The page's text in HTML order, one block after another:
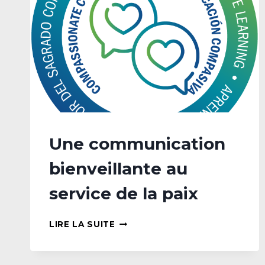
Une communication
bienveillante au
service de la paix
LIRE LA SUITE UNE